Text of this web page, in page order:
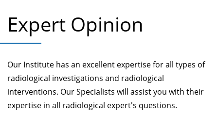
Expert Opinion
Our Institute has an excellent expertise for all types of
radiological investigations and radiological
interventions. Our Specialists will assist you with their
expertise in all radiological expert's questions.